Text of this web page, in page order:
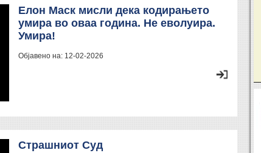
Елон Маск мисли дека кодирањето
умира во оваа година. Не еволуира.
Умира!
Објавено на: 12-02-2026
Страшниот Суд